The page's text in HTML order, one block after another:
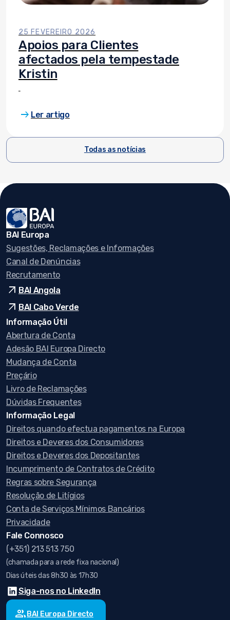
25 FEVEREIRO 2026
Apoios para Clientes
afectados pela tempestade
Kristin
arrow_right_alt Ler artigo
Todas as notícias
BAI Europa
Sugestões, Reclamações e Informações
Canal de Denúncias
Recrutamento
arrow_outward BAI Angola
arrow_outward BAI Cabo Verde
Informação Útil
Abertura de Conta
Adesão BAI Europa Directo
Mudança de Conta
Preçário
Livro de Reclamações
Dúvidas Frequentes
Informação Legal
Direitos quando efectua pagamentos na Europa
Direitos e Deveres dos Consumidores
Direitos e Deveres dos Depositantes
Incumprimento de Contratos de Crédito
Regras sobre Segurança
Resolução de Litígios
Conta de Serviços Mínimos Bancários
Privacidade
Fale Connosco
(+351) 213 513 750
(chamada para a rede fixa nacional)
Dias úteis das 8h30 às 17h30
Siga-nos no LinkedIn
group BAI Europa Directo